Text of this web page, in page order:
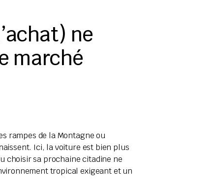
ne
marché
rampes de la Montagne ou
Ici, la voiture est bien plus
choisir sa prochaine citadine ne
tropical exigeant et un